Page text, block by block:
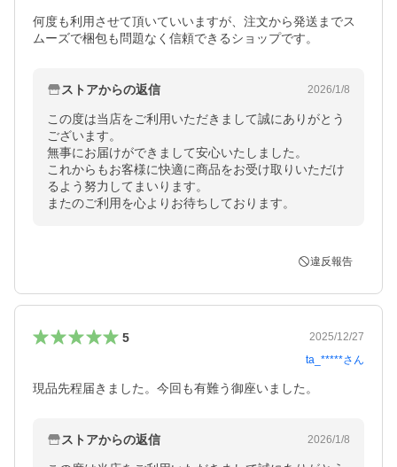
何度も利用させて頂いていいますが、注文から発送までス
ムーズで梱包も問題なく信頼できるショップです。
ストアからの返信 2026/1/8
この度は当店をご利用いただきまして誠にありがとう
ございます。
無事にお届けができまして安心いたしました。
これからもお客様に快適に商品をお受け取りいただけ
るよう努力してまいります。
またのご利用を心よりお待ちしております。
違反報告
5
2025/12/27
ta_*****さん
現品先程届きました。今回も有難う御座いました。
ストアからの返信 2026/1/8